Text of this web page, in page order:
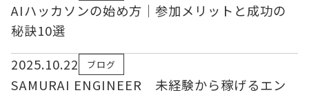
AIハッカソンの始め方｜参加メリットと成功の
秘訣10選
2025.10.22
ブログ
SAMURAI ENGINEER 未経験から稼げるエン